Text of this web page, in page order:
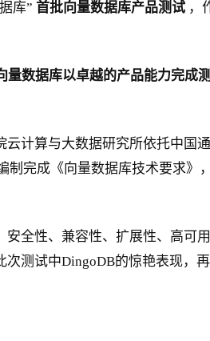
库” 首批向量数据库产品测试 ，
量数据库以卓越的产品能力完成
计算与大数据研究所依托中国
完成《向量数据库技术要求
全性、兼容性、扩展性、高
测试中DingoDB的惊艳表现